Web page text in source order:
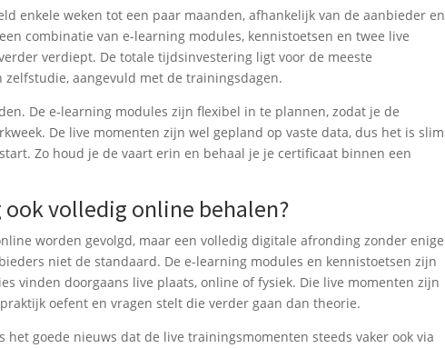
enkele weken tot een paar maanden, afhankelijk van de aanbieder en
combinatie van e-learning modules, kennistoetsen en twee live
verdiept. De totale tijdsinvestering ligt voor de meeste
aangevuld met de trainingsdagen.
De e-learning modules zijn flexibel in te plannen, zodat je de
De live momenten zijn wel gepland op vaste data, dus het is slim
Zo houd je de vaart erin en behaal je je certificaat binnen een
ook volledig online behalen?
worden gevolgd, maar een volledig digitale afronding zonder enige
niet de standaard. De e-learning modules en kennistoetsen zijn
vinden doorgaans live plaats, online of fysiek. Die live momenten zijn
oefent en vragen stelt die verder gaan dan theorie.
het goede nieuws dat de live trainingsmomenten steeds vaker ook via